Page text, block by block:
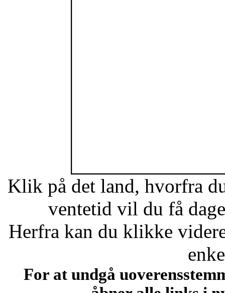
Klik på det land, hvorfra
ventetid vil du få
Herfra kan du klikke
For at undgå